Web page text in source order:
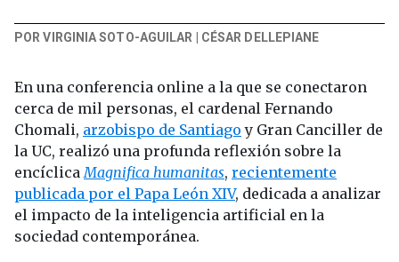
POR VIRGINIA SOTO-AGUILAR | CÉSAR DELLEPIANE
En una conferencia online a la que se conectaron
cerca de mil personas, el cardenal Fernando
Chomali, arzobispo de Santiago y Gran Canciller de
la UC, realizó una profunda reflexión sobre la
encíclicaMagnifica humanitas, recientemente
publicada por el Papa León XIV, dedicada a analizar
el impacto de la inteligencia artificial en la
sociedad contemporánea.